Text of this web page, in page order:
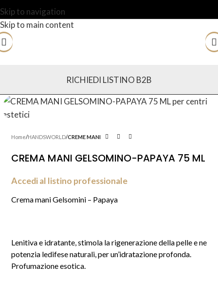
Skip to navigation
Skip to main content
RICHIEDI LISTINO B2B
Home HANDSWORLD CREME MANI
CREMA MANI GELSOMINO-PAPAYA 75 ML
Accedi al listino professionale
Crema mani Gelsomini – Papaya
Lenitiva e idratante, stimola la rigenerazione della pelle e ne
potenzia ledifese naturali, per un’idratazione profonda.
Profumazione esotica.